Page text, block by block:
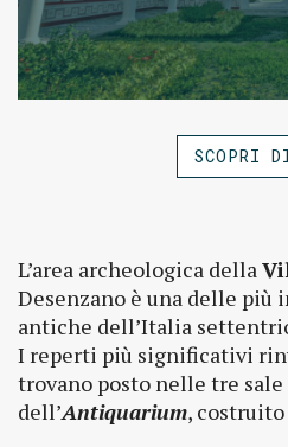
SCOPRI
L’area archeologica della
Desenzano è una delle più
antiche dell’Italia
I reperti più significativi
trovano posto nelle tre
dell’Antiquarium,